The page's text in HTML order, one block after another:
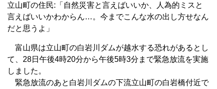
立山町の住民:「自然災害と言えばいいか、人為的ミスと
言えばいいかわからん…。今までこんな水の出し方せなん
だと思うよ」
富山県は立山町の白岩川ダムが越水する恐れがあるとし
て、28日午後4時20分から午後5時3分まで緊急放流を実施
しました。
緊急放流のあと白岩川ダムの下流立山町の白岩橋付近で